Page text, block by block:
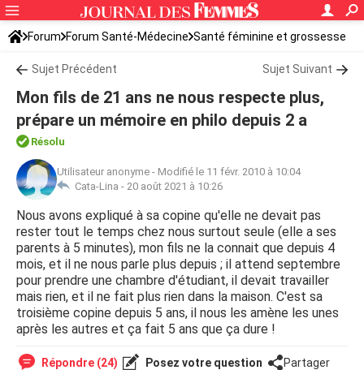
Forum Forum Santé-Médecine Santé féminine et grossesse
Sujet Précédent Sujet Suivant
Mon fils de 21 ans ne nous respecte plus,
prépare un mémoire en philo depuis 2 a
Résolu
Utilisateur anonyme - Modifié le 11 févr. 2010 à 10:04
Cata-Lina - 20 août 2021 à 10:26
Nous avons expliqué à sa copine qu'elle ne devait pas
rester tout le temps chez nous surtout seule (elle a ses
parents à 5 minutes), mon fils ne la connait que depuis 4
mois, et il ne nous parle plus depuis ; il attend septembre
pour prendre une chambre d'étudiant, il devait travailler
mais rien, et il ne fait plus rien dans la maison. C'est sa
troisième copine depuis 5 ans, il nous les amène les unes
après les autres et ça fait 5 ans que ça dure !
Répondre (24) Posez votre question Partager